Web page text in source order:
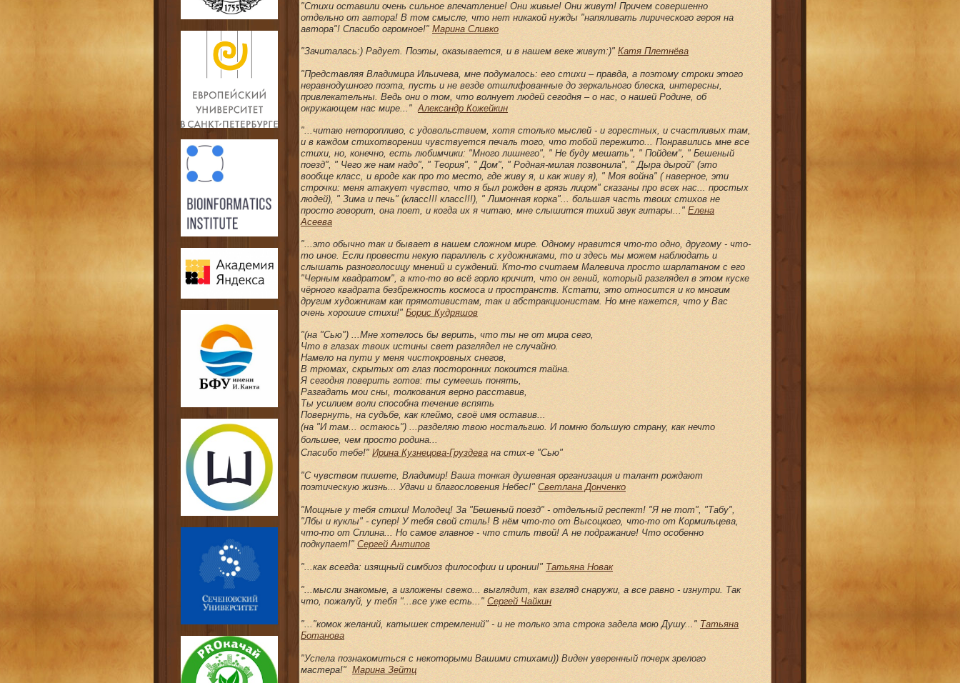
"Стихи оставили очень сильное впечатление! Они живые! Они живут! Причем совершенно
отдельно от автора! В том смысле, что нет никакой нужды "напяливать лирического героя на
автора"! Спасибо огромное!" Марина Сливко
"Зачиталась:) Радует. Поэты, оказывается, и в нашем веке живут:)" Катя Плетнёва
"Представляя Владимира Ильичева, мне подумалось: его стихи – правда, а поэтому строки этого
неравнодушного поэта, пусть и не везде отшлифованные до зеркального блеска, интересны,
привлекательны. Ведь они о том, что волнует людей сегодня – о нас, о нашей Родине, об
окружающем нас мире..."Александр Кожейкин
"...читаю неторопливо, с удовольствием, хотя столько мыслей - и горестных, и счастливых там,
и в каждом стихотворении чувствуется печаль того, что тобой пережито... Понравились мне все
стихи, но, конечно, есть любимчики: "Много лишнего", " Не буду мешать", " Пойдем", " Бешеный
поезд", " Чего же нам надо", " Теория", " Дом", " Родная-милая позвонила", " Дыра дырой" (это
вообще класс, и вроде как про то место, где живу я, и как живу я), " Моя война" ( наверное, эти
строчки: меня атакует чувство, что я был рожден в грязь лицом" сказаны про всех нас... простых
людей), " Зима и печь" (класс!!! класс!!!), " Лимонная корка"... большая часть твоих стихов не
просто говорит, она поет, и когда их я читаю, мне слышится тихий звук гитары..." Елена
Асеева
"...это обычно так и бывает в нашем сложном мире. Одному нравится что-то одно, другому - что-
то иное. Если провести некую параллель с художниками, то и здесь мы можем наблюдать и
слышать разноголосицу мнений и суждений. Кто-то считаем Малевича просто шарлатаном с его
"Черным квадратом", а кто-то во всё горло кричит, что он гений, который разглядел в этом куске
чёрного квадрата безбрежность космоса и пространств. Кстати, это относится и ко многим
другим художникам как прямотивистам, так и абстракционистам. Но мне кажется, что у Вас
очень хорошие стихи!" Борис Кудряшов
"(на "Сью") ...Мне хотелось бы верить, что ты не от мира сего,
Что в глазах твоих истины свет разглядел не случайно.
Намело на пути у меня чистокровных снегов,
В трюмах, скрытых от глаз посторонних покоится тайна.
Я сегодня поверить готов: ты сумеешь понять,
Разгадать мои сны, толкования верно расставив,
Ты усилием воли способна течение вспять
Повернуть, на судьбе, как клеймо, своё имя оставив...
(на "И там... остаюсь") ...разделяю твою ностальгию. И помню большую страну, как нечто
большее, чем просто родина...
Спасибо тебе!" Ирина Кузнецова-Груздева на стих-е "Сью"
"С чувством пишете, Владимир! Ваша тонкая душевная организация и талант рождают
поэтическую жизнь... Удачи и благословения Небес!" Светлана Донченко
"Мощные у тебя стихи! Молодец! За "Бешеный поезд" - отдельный респект! "Я не тот", "Табу",
"Лбы и куклы" - супер! У тебя свой стиль! В нём что-то от Высоцкого, что-то от Кормильцева,
что-то от Сплина... Но самое главное - что стиль твой! А не подражание! Что особенно
подкупает!" Сергей Антипов
"...как всегда: изящный симбиоз философии и иронии!" Татьяна Новак
"...мысли знакомые, а изложены свежо... выглядит, как взгляд снаружи, а все равно - изнутри. Так
что, пожалуй, у тебя "...все уже есть..." Сергей Чайкин
"..."комок желаний, катышек стремлений" - и не только эта строка задела мою Душу..." Татьяна
Ботанова
"Успела познакомиться с некоторыми Вашими стихами)) Виден уверенный почерк зрелого
мастера!" Марина Зейтц